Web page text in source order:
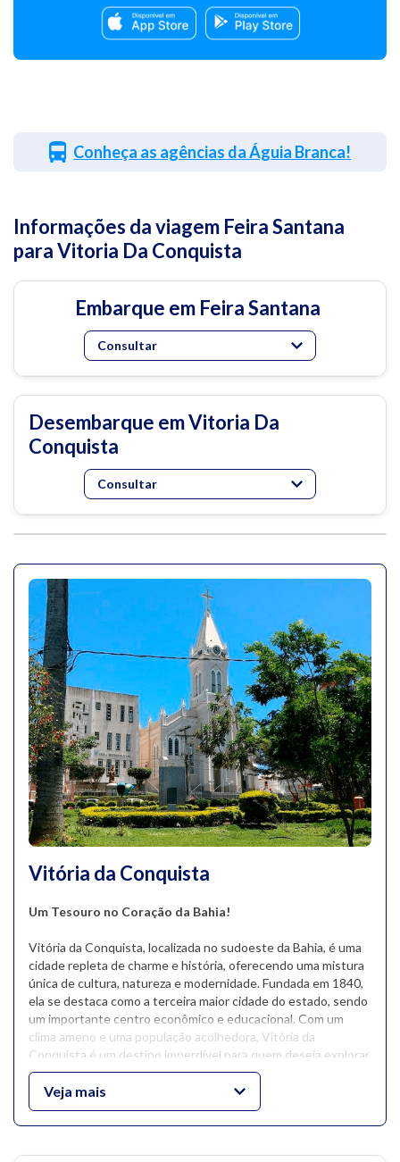
Conheça as agências da Águia Branca!
Informações da viagem Feira Santana
para Vitoria Da Conquista
Embarque em Feira Santana
Consultar
Desembarque em Vitoria Da
Conquista
Consultar
Vitória da Conquista
Um Tesouro no Coração da Bahia!
Vitória da Conquista, localizada no sudoeste da Bahia, é uma
cidade repleta de charme e história, oferecendo uma mistura
única de cultura, natureza e modernidade. Fundada em 1840,
ela se destaca como a terceira maior cidade do estado, sendo
um importante centro econômico e educacional. Com um
clima ameno e uma população acolhedora, Vitória da
Conquista é um destino imperdível para quem deseja explorar
as riquezas do interior baiano.
OParque Municipal da Serra do Periperi
principais pontos turísticos de Vitória da Conquista,
Veja mais